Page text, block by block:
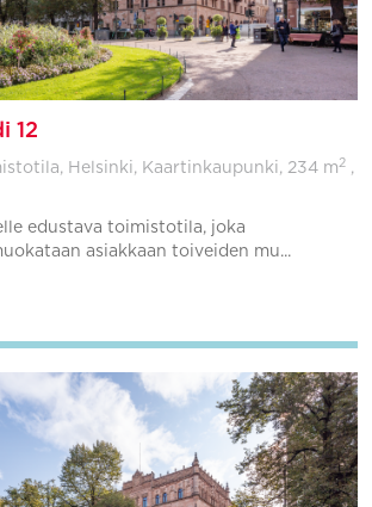
12
Helsinki, Kaartinkaupunki, 234 m 2 ,
edustava toimistotila, joka
asiakkaan toiveiden mu...